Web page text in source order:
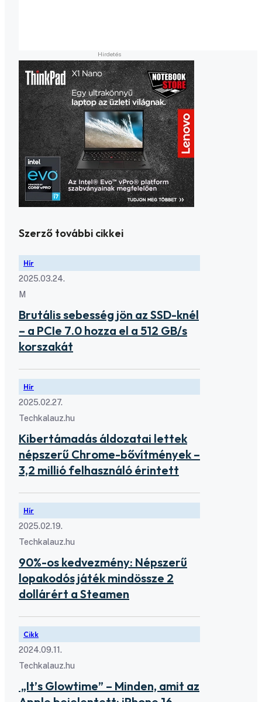
Szerző további cikkei
Hír
2025.03.24.
M
Brutális sebesség jön az SSD-knél
– a PCIe 7.0 hozza el a 512 GB/s
korszakát
Hír
2025.02.27.
Techkalauz.hu
Kibertámadás áldozatai lettek
népszerű Chrome-bővítmények –
3,2 millió felhasználó érintett
Hír
2025.02.19.
Techkalauz.hu
90%-os kedvezmény: Népszerű
lopakodós játék mindössze 2
dollárért a Steamen
Cikk
2024.09.11.
Techkalauz.hu
„It’s Glowtime” – Minden, amit az